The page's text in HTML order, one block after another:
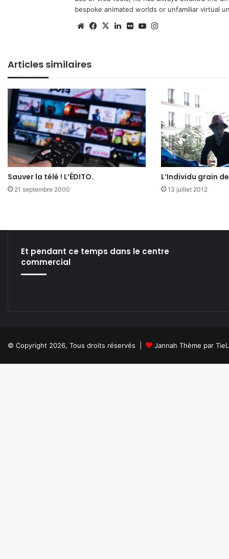
bespoke animated worlds or unfamiliar virtual
WebsiteFacebook
X Linkedin
FlickrYouTube
Articles similaires
Sauver la télé ! L’ÉDITO.
21 septembre 2000
L’Individu grain
13 juillet 2012
Et pendant ce temps dans le centre
commercial
© Copyright 2026, Tous droits réservés | Jannah Thème par